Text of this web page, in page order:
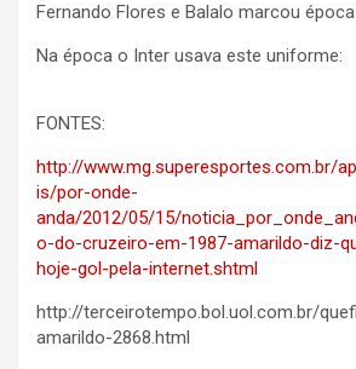
Fernando Flores e Balalo marcou
Na época o Inter usava este uniforme:
FONTES:
http://www.mg.superesportes.com.br/
is/por-onde-
anda/2012/05/15/
o-do-cruzeiro-em-1987-amarildo-diz-
hoje-gol-pela-internet.shtml
http://terceirotempo.bol.uol.com.br/
amarildo-2868.html